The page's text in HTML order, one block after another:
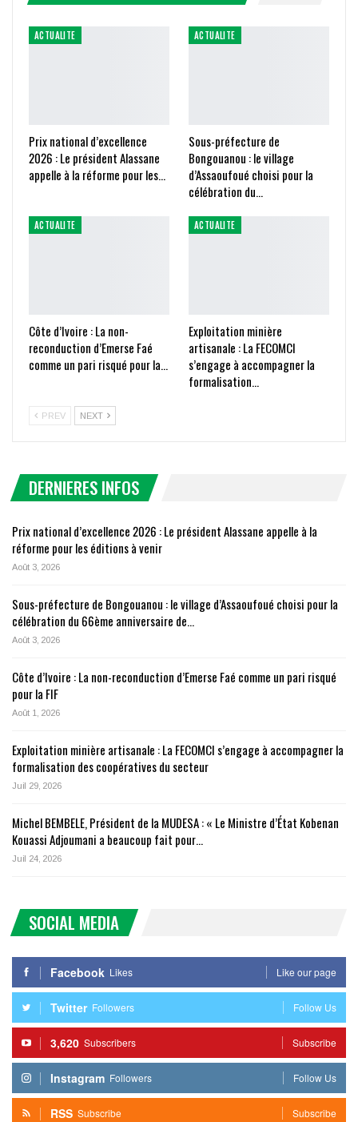
ACTUALITE
Prix national d’excellence
2026 : Le président Alassane
appelle à la réforme pour les…
ACTUALITE
Sous-préfecture de
Bongouanou : le village
d’Assaoufoué choisi pour la
célébration du…
ACTUALITE
Côte d’Ivoire : La non-
reconduction d’Emerse Faé
comme un pari risqué pour la…
ACTUALITE
Exploitation minière
artisanale : La FECOMCI
s’engage à accompagner la
formalisation…
PREV NEXT
DERNIERES INFOS
Prix national d’excellence 2026 : Le président Alassane appelle à la
réforme pour les éditions à venir
Août 3, 2026
Sous-préfecture de Bongouanou : le village d’Assaoufoué choisi pour la
célébration du 66ème anniversaire de…
Août 3, 2026
Côte d’Ivoire : La non-reconduction d’Emerse Faé comme un pari risqué
pour la FIF
Août 1, 2026
Exploitation minière artisanale : La FECOMCI s’engage à accompagner la
formalisation des coopératives du secteur
Juil 29, 2026
Michel BEMBELE, Président de la MUDESA : « Le Ministre d’État Kobenan
Kouassi Adjoumani a beaucoup fait pour…
Juil 24, 2026
SOCIAL MEDIA
Facebook Likes Like our page
Twitter Followers Follow Us
3,620 Subscribers Subscribe
Instagram Followers Follow Us
RSS Subscribe Subscribe